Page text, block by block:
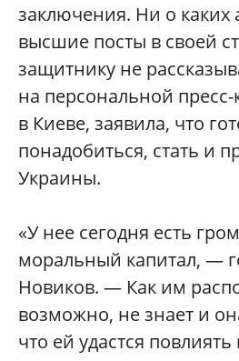
заключения. Ни о каких
высшие посты в своей
защитнику не
на персональной
в Киеве, заявила, что
понадобиться, стать и
Украины.
«У нее сегодня есть
моральный капитал, —
Новиков. — Как им
возможно, не знает и
что ей удастся